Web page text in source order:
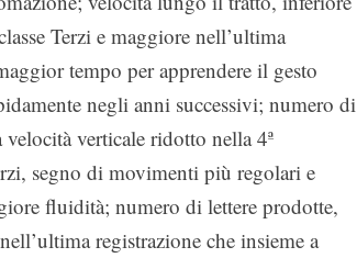
Terzi e maggiore nell’ultima
tempo per apprendere il gesto
negli anni successivi; numero di
verticale ridotto nella 4ª
segno di movimenti più regolari e
fluidità; numero di lettere prodotte,
registrazione che insieme a